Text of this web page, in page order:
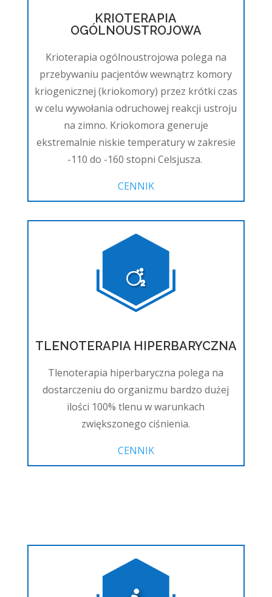
KRIOTERAPIA
OGÓLNOUSTROJOWA
Krioterapia ogólnoustrojowa polega na
przebywaniu pacjentów wewnątrz komory
kriogenicznej (kriokomory) przez krótki czas
w celu wywołania odruchowej reakcji ustroju
na zimno. Kriokomora generuje
ekstremalnie niskie temperatury w zakresie
-110 do -160 stopni Celsjusza.
CENNIK
TLENOTERAPIA HIPERBARYCZNA
Tlenoterapia hiperbaryczna polega na
dostarczeniu do organizmu bardzo dużej
ilości 100% tlenu w warunkach
zwiększonego ciśnienia.
CENNIK